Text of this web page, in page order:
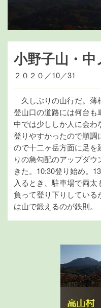
小野子山・中
２０２０／10／31
久しぶりの山行だ。薄
登山口の道路には何台
中では少ししか人に会わ
登りやすかったので順調
ので十二ヶ岳方面に足を
りの急勾配のアップダ
きた。10:30登り始め。
入るとき、駐車場で両
負って登り下りしてい
は山で鍛えるのが鉄則。